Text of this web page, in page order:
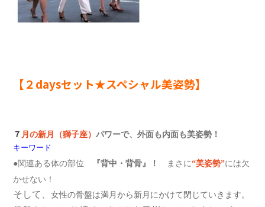
【２daysセット★スペシャル美姿勢】
７ 月の新月（獅子座）パワーで、外面も内面も美姿勢 ！
キーワード
●関連ある体の部位
『背中・背骨』！ まさに“美姿勢”には欠
かせない！
そして、女性の骨盤は満月から新月にかけて閉じていきます。